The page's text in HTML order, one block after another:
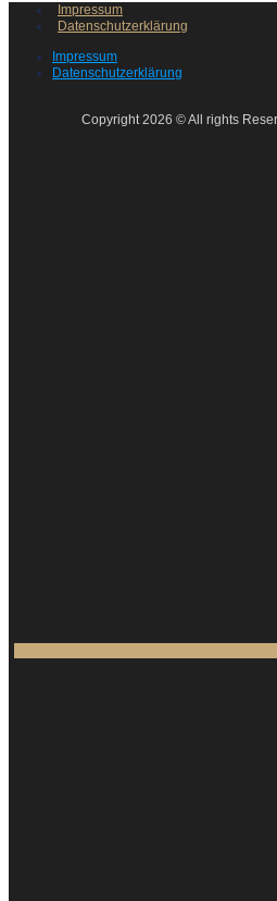
Impressum
Datenschutzerklärung
Impressum
Datenschutzerklärung
Copyright 2026 © All rights